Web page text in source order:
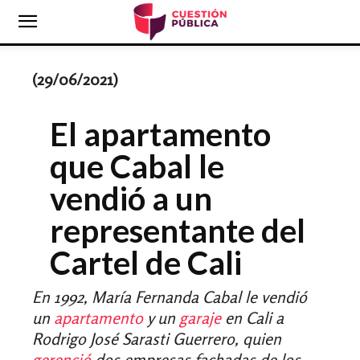
(29/06/2021)
El apartamento
que Cabal le
vendió a un
representante del
Cartel de Cali
En 1992, María Fernanda Cabal le vendió
un apartamentoy un garajeen Cali a
Rodrigo José Sarasti Guerrero, quien